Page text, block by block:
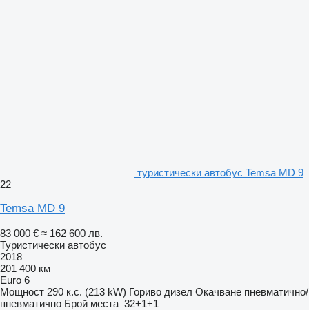
туристически автобус Temsa MD 9
22
Temsa MD 9
83 000 € ≈ 162 600 лв.
Туристически автобус
2018
201 400 км
Euro 6
Мощност 290 к.с. (213 kW) Гориво дизел Окачване пневматично/
пневматично Брой места 32+1+1